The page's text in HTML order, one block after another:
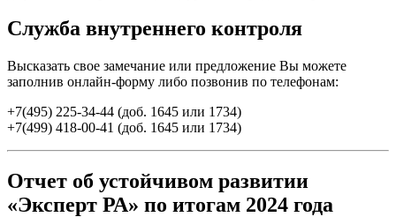
Служба внутреннего контроля
Высказать свое замечание или предложение Вы можете
заполнив онлайн-форму либо позвонив по телефонам:
+7(495) 225-34-44 (доб. 1645 или 1734)
+7(499) 418-00-41 (доб. 1645 или 1734)
Отчет об устойчивом развитии
«Эксперт РА» по итогам 2024 года